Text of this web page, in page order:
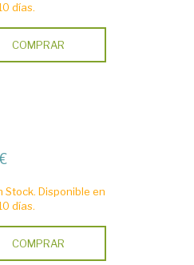
días.
COMPRAR
Stock. Disponible en
días.
COMPRAR